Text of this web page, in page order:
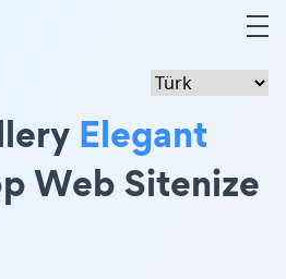
Elegant
Web Sitenize